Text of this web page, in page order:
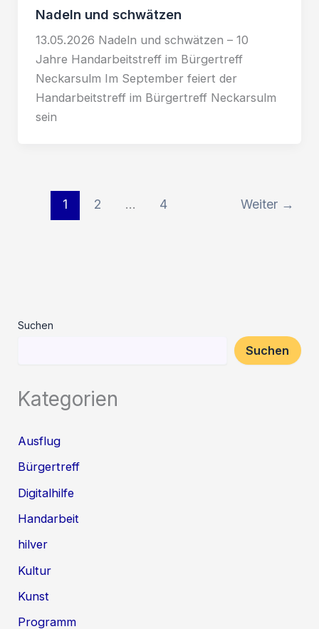
Nadeln und schwätzen
13.05.2026 Nadeln und schwätzen – 10
Jahre Handarbeitstreff im Bürgertreff
Neckarsulm Im September feiert der
Handarbeitstreff im Bürgertreff Neckarsulm
sein
1 2 … 4 Weiter →
Suchen
Suchen
Kategorien
Ausflug
Bürgertreff
Digitalhilfe
Handarbeit
hilver
Kultur
Kunst
Programm